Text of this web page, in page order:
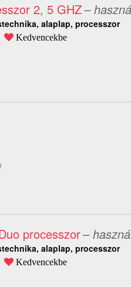
2, 5 GHZ–
alaplap, processzor
Kedvencekbe
processzor–
alaplap, processzor
Kedvencekbe